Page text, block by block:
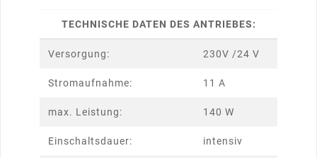
TECHNISCHE DATEN DES ANTRIEBES:
Versorgung: 230V /24 V
Stromaufnahme: 11 A
max. Leistung: 140 W
Einschaltsdauer: intensiv